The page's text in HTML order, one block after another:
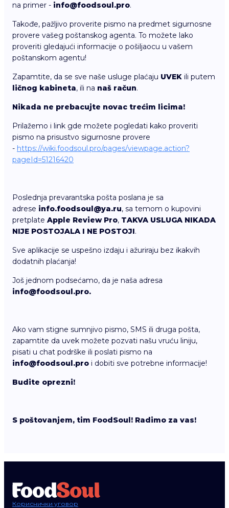
na primer - info@foodsoul.pro.
Takođe, pažljivo proverite pismo na predmet sigurnosne
provere vašeg poštanskog agenta. To možete lako
proveriti gledajući informacije o pošiljaocu u vašem
poštanskom agentu!
Zapamtite, da se sve naše usluge plaćaju UVEK ili putem
ličnog kabineta, ili na naš račun.
Nikada ne prebacujte novac trećim licima!
Prilažemo i link gde možete pogledati kako proveriti
pismo na prisustvo sigurnosne provere
- https://wiki.foodsoul.pro/pages/viewpage.action?
pageId=51216420
Poslednja prevarantska pošta poslana je sa
adrese info.foodsoul@ya.ru, sa temom o kupovini
pretplate Apple Review Pro, TAKVA USLUGA NIKADA
NIJE POSTOJALA I NE POSTOJI.
Sve aplikacije se uspešno izdaju i ažuriraju bez ikakvih
dodatnih plaćanja!
Još jednom podsećamo, da je naša adresa
info@foodsoul.pro.
Ako vam stigne sumnjivo pismo, SMS ili druga pošta,
zapamtite da uvek možete pozvati našu vruću liniju,
pisati u chat podrške ili poslati pismo na
info@foodsoul.pro i dobiti sve potrebne informacije!
Budite oprezni!
S poštovanjem, tim FoodSoul! Radimo za vas!
Кориснички уговор